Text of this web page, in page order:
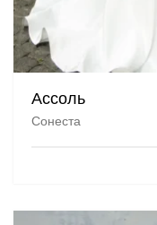
Ассоль
Сонеста